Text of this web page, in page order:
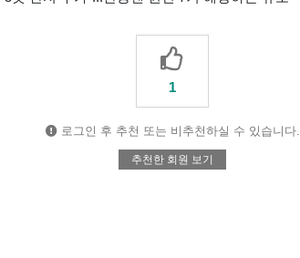
1
로그인 후 추천 또는 비추천하실 수 있습니다.
추천한 회원 보기